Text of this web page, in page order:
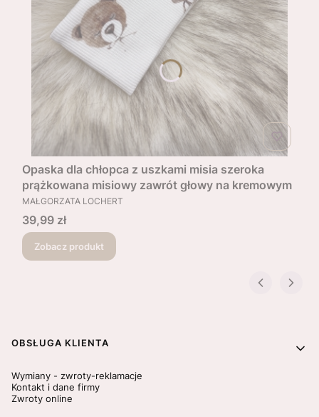
Opaska dla chłopca z uszkami misia szeroka
prążkowana misiowy zawrót głowy na kremowym
PRODUCENT
MAŁGORZATA LOCHERT
Cena
39,99 zł
Zobacz produkt
Linki w stopce
OBSŁUGA KLIENTA
Wymiany - zwroty-reklamacje
Kontakt i dane firmy
Zwroty online